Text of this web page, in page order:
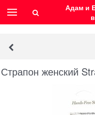
Адам и
Страпон женский